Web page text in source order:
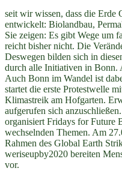
seit wir wissen, dass die Erde
entwickelt: Biolandbau,
Sie zeigen: Es gibt Wege um
reicht bisher nicht. Die
Deswegen bilden sich in
durch alle Initiativen in
Auch Bonn im Wandel ist
startet die erste Protestwelle
Klimastreik am Hofgarten.
aufgerufen sich
organisiert Fridays for Future
wechselnden Themen. Am
Rahmen des Global Earth
weriseupby2020 bereiten
vor.